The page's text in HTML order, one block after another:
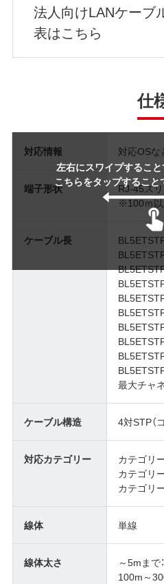
法人向けLANケーブ
表はこちら
仕
左右にスワイプすること
こちらをタップすること
対応情報 対応OSな
端子形状
RJ-45ス
※100ｍ以
ケーブル長
最大チャ
ケーブル構造 4対STP（
対応カテゴリー
カテゴリ
カテゴリ
カテゴリ
線体 単線
線体太さ
～5mまで
100m～